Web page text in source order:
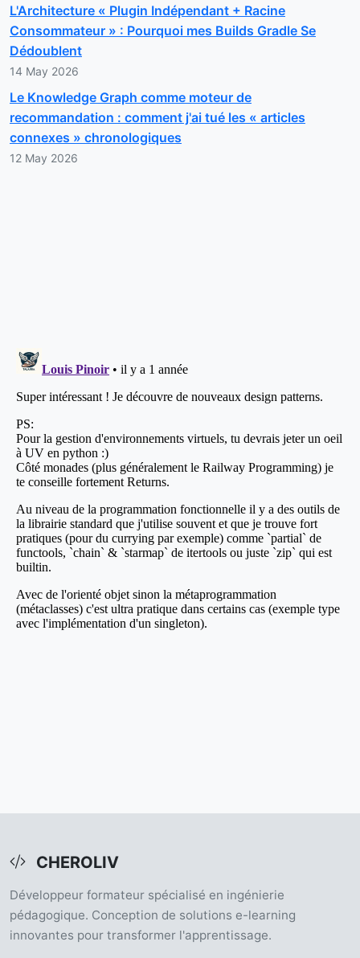
L'Architecture « Plugin Indépendant + Racine
Consommateur » : Pourquoi mes Builds Gradle Se
Dédoublent
14 May 2026
Le Knowledge Graph comme moteur de
recommandation : comment j'ai tué les « articles
connexes » chronologiques
12 May 2026
CHEROLIV
Développeur formateur spécialisé en ingénierie
pédagogique. Conception de solutions e-learning
innovantes pour transformer l'apprentissage.